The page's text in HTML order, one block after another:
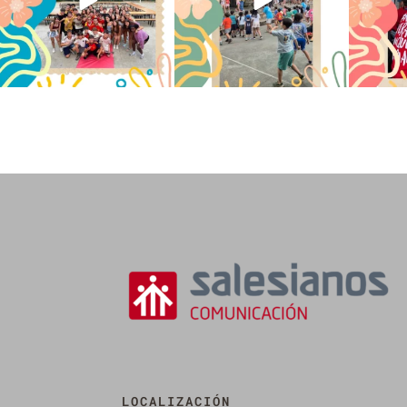
LOCALIZACIÓN